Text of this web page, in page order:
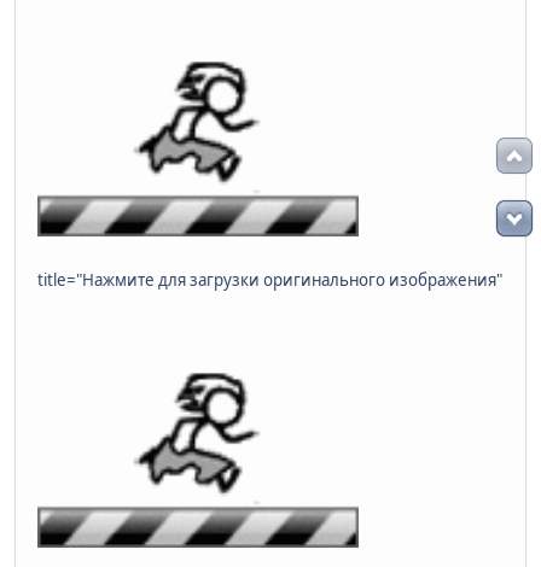
title="Нажмите для загрузки оригинального изображения"